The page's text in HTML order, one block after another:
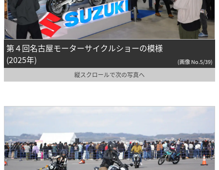
第４回名古屋モーターサイクルショーの模様
(2025年)
(画像 No.5/39)
縦スクロールで次の写真へ